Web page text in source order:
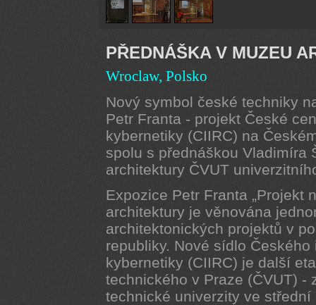
PŘEDNÁŠKA V MUZEU
Wroclaw, Polsko
Nový symbol české techniky
Petr Franta - projekt České
kybernetiky (CIIRC) na
spolu s přednáškou Vladimíra
architektury ČVUT
Expozice Petr Franta „Projekt
architektury je věnována
architektonických projektů v
republiky. Nové sídlo
kybernetiky (CIIRC) je další
technického v Praze (ČVUT) -
technické univerzity ve střední